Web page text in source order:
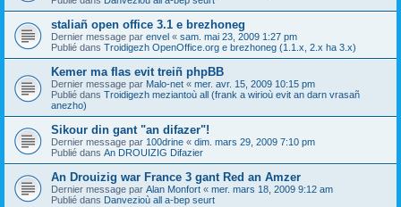
staliañ open office 3.1 e brezhoneg
Dernier message par envel « sam. mai 23, 2009 1:27 pm
Publié dans Troidigezh OpenOffice.org e brezhoneg (1.1.x, 2.x ha 3.x)
Kemer ma flas evit treiñ phpBB
Dernier message par Malo-net « mer. avr. 15, 2009 10:15 pm
Publié dans Troidigezh meziantoù all (frank a wirioù evit an darn vrasañ
anezho)
Sikour din gant "an difazer"!
Dernier message par 100drine « dim. mars 29, 2009 7:10 pm
Publié dans An DROUIZIG Difazier
An Drouizig war France 3 gant Red an Amzer
Dernier message par Alan Monfort « mer. mars 18, 2009 9:12 am
Publié dans Danvezioù all a-bep seurt